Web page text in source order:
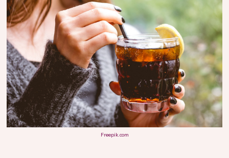
Freepik.com